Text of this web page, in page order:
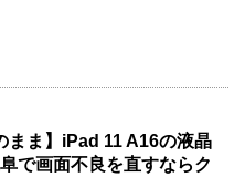
まま】iPad 11 A16の液晶
で画面不良を直すならク